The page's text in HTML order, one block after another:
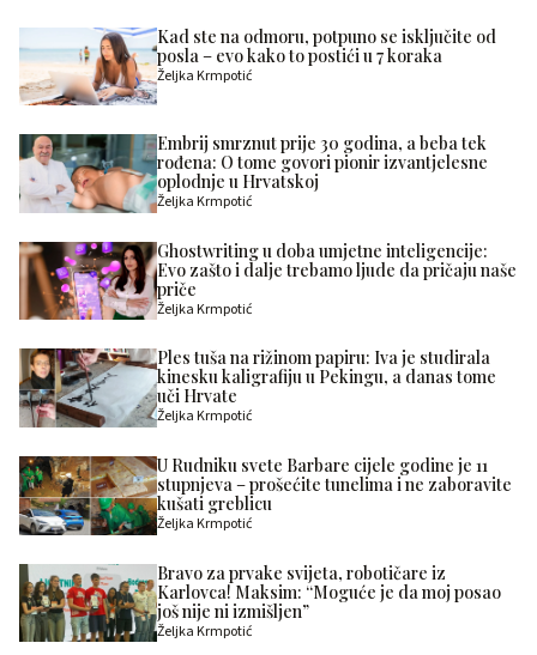
Kad ste na odmoru, potpuno se isključite od
posla – evo kako to postići u 7 koraka
Željka Krmpotić
Embrij smrznut prije 30 godina, a beba tek
rođena: O tome govori pionir izvantjelesne
oplodnje u Hrvatskoj
Željka Krmpotić
Ghostwriting u doba umjetne inteligencije:
Evo zašto i dalje trebamo ljude da pričaju naše
priče
Željka Krmpotić
Ples tuša na rižinom papiru: Iva je studirala
kinesku kaligrafiju u Pekingu, a danas tome
uči Hrvate
Željka Krmpotić
U Rudniku svete Barbare cijele godine je 11
stupnjeva – prošećite tunelima i ne zaboravite
kušati greblicu
Željka Krmpotić
Bravo za prvake svijeta, robotičare iz
Karlovca! Maksim: “Moguće je da moj posao
još nije ni izmišljen”
Željka Krmpotić